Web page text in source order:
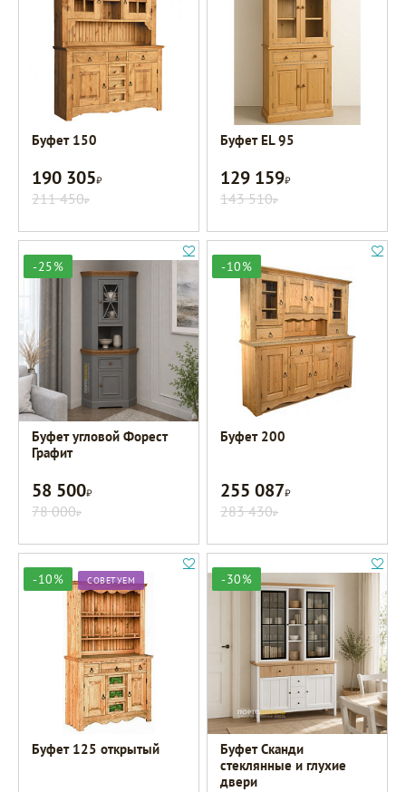
Буфет 150
190 305Р
211 450Р
Буфет EL 95
129 159Р
143 510Р
-25%
Буфет угловой Форест
Графит
58 500Р
78 000Р
-10%
Буфет 200
255 087Р
283 430Р
-10% СОВЕТУЕМ
Буфет 125 открытый
-30%
Буфет Сканди
стеклянные и глухие
двери